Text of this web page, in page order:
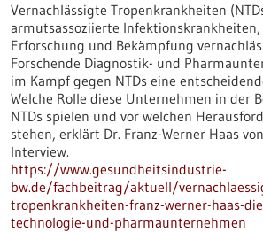
Vernachlässigte Tropenkrankheiten
armutsassoziierte
Erforschung und Bekämpfung
Forschende Diagnostik- und
im Kampf gegen NTDs eine
Welche Rolle diese Unternehmen in der
NTDs spielen und vor welchen
stehen, erklärt Dr. Franz-Werner Haas
Interview.
https://www.gesundheitsindustrie-
bw.de/fachbeitrag/aktuell/
tropenkrankheiten-franz-werner-haas-
technologie-und-pharmaunternehmen